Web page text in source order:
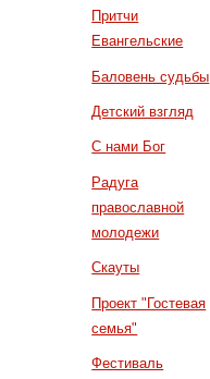
Притчи
Евангельские
Баловень судьбы
Детский взгляд
С нами Бог
Радуга
православной
молодежи
Скауты
Проект "Гостевая
семья"
Фестиваль